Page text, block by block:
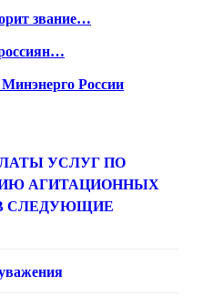
звание…
России
УСЛУГ ПО
АГИТАЦИОННЫХ
СЛЕДУЮЩИЕ